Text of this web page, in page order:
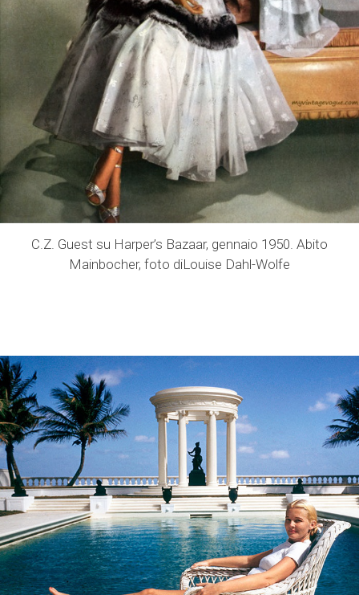
C.Z. Guest su Harper’s Bazaar, gennaio 1950. Abito
Mainbocher, foto diLouise Dahl-Wolfe